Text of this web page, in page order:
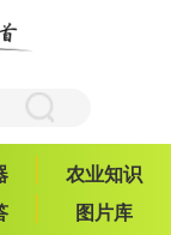
农业知识
图片库